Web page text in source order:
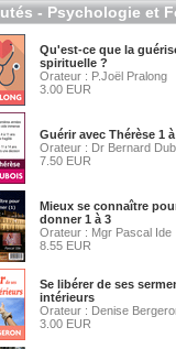
- Psychologie et
Qu'est-ce que la
spirituelle ?
Orateur : P.Joël Pralong
3.00 EUR
Guérir avec Thérèse 1
Orateur : Dr Bernard
7.50 EUR
Mieux se connaître
donner 1 à 3
Orateur : Mgr Pascal Ide
8.55 EUR
Se libérer de ses
intérieurs
Orateur : Denise
3.00 EUR